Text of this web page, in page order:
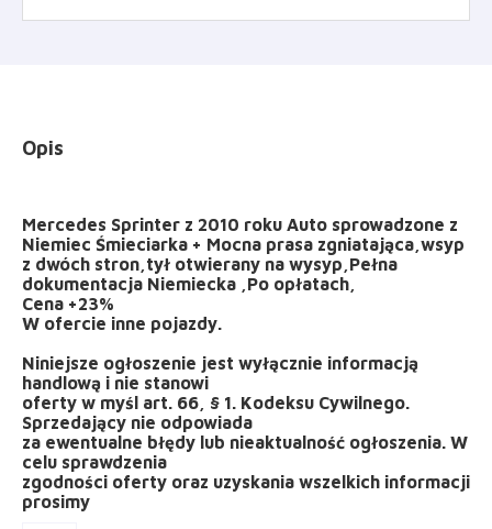
Opis
Mercedes Sprinter z 2010 roku Auto sprowadzone z
Niemiec Śmieciarka + Mocna prasa zgniatająca,wsyp
z dwóch stron,tył otwierany na wysyp,Pełna
dokumentacja Niemiecka ,Po opłatach,
Cena +23%
W ofercie inne pojazdy.
Niniejsze ogłoszenie jest wyłącznie informacją
handlową i nie stanowi
oferty w myśl art. 66, § 1. Kodeksu Cywilnego.
Sprzedający nie odpowiada
za ewentualne błędy lub nieaktualność ogłoszenia. W
celu sprawdzenia
zgodności oferty oraz uzyskania wszelkich informacji
prosimy